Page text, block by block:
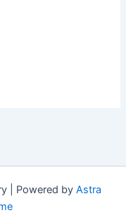
| Powered by Astra